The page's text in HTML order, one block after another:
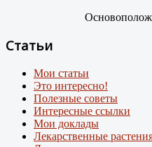
Статьи
Мои статьи
Это интересно!
Полезные советы
Интересные ссылки
Мои доклады
Лекарственные